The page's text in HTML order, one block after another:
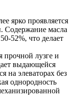
ярко проявляется
Содержание масла
52%, что делает
прочной лузге и
выдающейся
на элеваторах без
однородность